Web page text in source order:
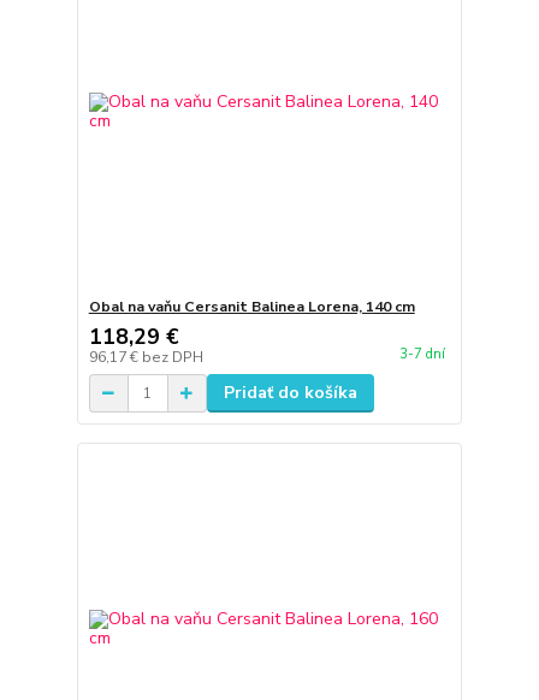
Obal na vaňu Cersanit Balinea Lorena, 140 cm
118,29 €
96,17 € bez DPH 3-7 dní
Pridať do košíka